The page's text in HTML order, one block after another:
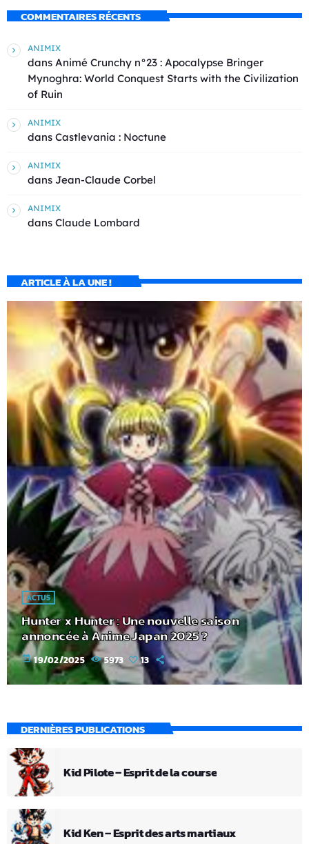
COMMENTAIRES RÉCENTS
ANIMIX
dans Animé Crunchy n°23 : Apocalypse Bringer
Mynoghra: World Conquest Starts with the Civilization
of Ruin
ANIMIX
dans Castlevania : Noctune
ANIMIX
dans Jean-Claude Corbel
ANIMIX
dans Claude Lombard
ARTICLE À LA UNE !
ACTUS
Hunter x Hunter : Une nouvelle saison
annoncée à Anime Japan 2025 ?
today 19/02/2025 5973 13
DERNIÈRES PUBLICATIONS
Kid Pilote – Esprit de la course
Kid Ken – Esprit des arts martiaux